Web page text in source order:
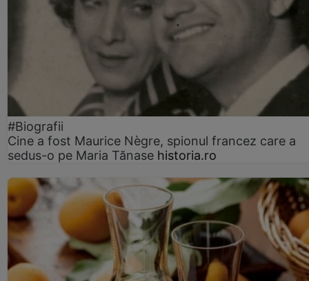
#Biografii
Cine a fost Maurice Nègre, spionul francez care a
sedus-o pe Maria Tănase historia.ro